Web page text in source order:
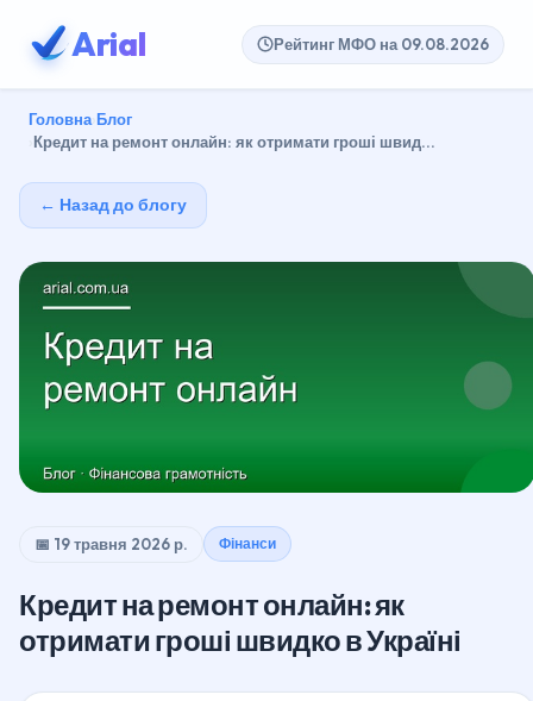
Arial Рейтинг МФО на 09.08.2026
Головна Блог
Кредит на ремонт онлайн: як отримати гроші швид...
← Назад до блогу
📅 19 травня 2026 р. Фінанси
Кредит на ремонт онлайн: як
отримати гроші швидко в Україні